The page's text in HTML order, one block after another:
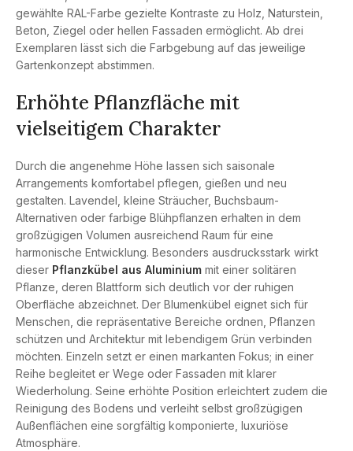
gewählte RAL-Farbe gezielte Kontraste zu Holz, Naturstein,
Beton, Ziegel oder hellen Fassaden ermöglicht. Ab drei
Exemplaren lässt sich die Farbgebung auf das jeweilige
Gartenkonzept abstimmen.
Erhöhte Pflanzfläche mit
vielseitigem Charakter
Durch die angenehme Höhe lassen sich saisonale
Arrangements komfortabel pflegen, gießen und neu
gestalten. Lavendel, kleine Sträucher, Buchsbaum-
Alternativen oder farbige Blühpflanzen erhalten in dem
großzügigen Volumen ausreichend Raum für eine
harmonische Entwicklung. Besonders ausdrucksstark wirkt
dieser Pflanzkübel aus Aluminium mit einer solitären
Pflanze, deren Blattform sich deutlich vor der ruhigen
Oberfläche abzeichnet. Der Blumenkübel eignet sich für
Menschen, die repräsentative Bereiche ordnen, Pflanzen
schützen und Architektur mit lebendigem Grün verbinden
möchten. Einzeln setzt er einen markanten Fokus; in einer
Reihe begleitet er Wege oder Fassaden mit klarer
Wiederholung. Seine erhöhte Position erleichtert zudem die
Reinigung des Bodens und verleiht selbst großzügigen
Außenflächen eine sorgfältig komponierte, luxuriöse
Atmosphäre.